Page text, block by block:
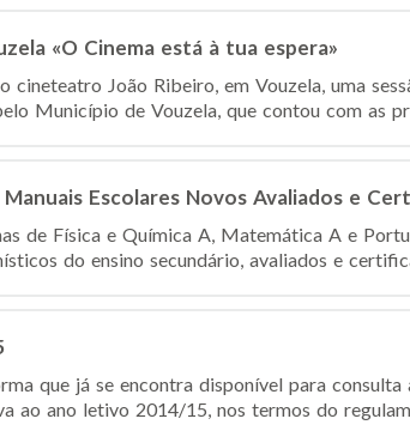
«O Cinema está à tua espera»
cineteatro João Ribeiro, em Vouzela, uma
Município de Vouzela, que contou com as
Escolares Novos Avaliados e
de Física e Química A, Matemática A e
do ensino secundário, avaliados e
que já se encontra disponível para
ao ano letivo 2014/15, nos termos do